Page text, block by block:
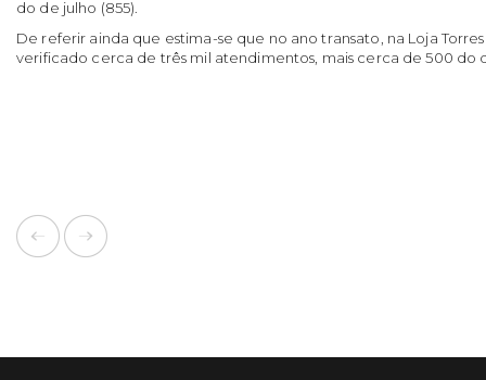
do de julho (855).
De referir ainda que estima-se que no ano transato, na Loja
verificado cerca de três mil atendimentos, mais cerca de 500 do